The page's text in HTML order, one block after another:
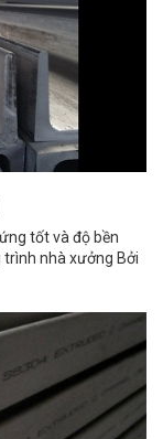
tốt và độ bền
nhà xưởng Bởi